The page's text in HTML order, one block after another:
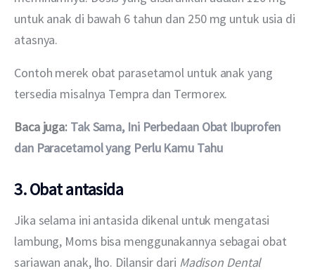
untuk anak di bawah 6 tahun dan 250 mg untuk usia di
atasnya.
Contoh merek obat parasetamol untuk anak yang
tersedia misalnya Tempra dan Termorex.
Baca juga: Tak Sama, Ini Perbedaan Obat Ibuprofen
dan Paracetamol yang Perlu Kamu Tahu
3. Obat antasida
Jika selama ini antasida dikenal untuk mengatasi
lambung, Moms bisa menggunakannya sebagai obat
sariawan anak, lho. Dilansir dari Madison Dental